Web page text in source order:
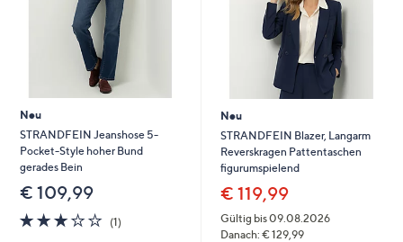
Neu
STRANDFEIN Jeanshose 5-
Pocket-Style hoher Bund
gerades Bein
€ 109,99
3.0
von
(1)1
Neu
STRANDFEIN Blazer, Langarm
Reverskragen Pattentaschen
figurumspielend
€ 119,99
Gültig bis 09.08.2026
Danach: € 129,99